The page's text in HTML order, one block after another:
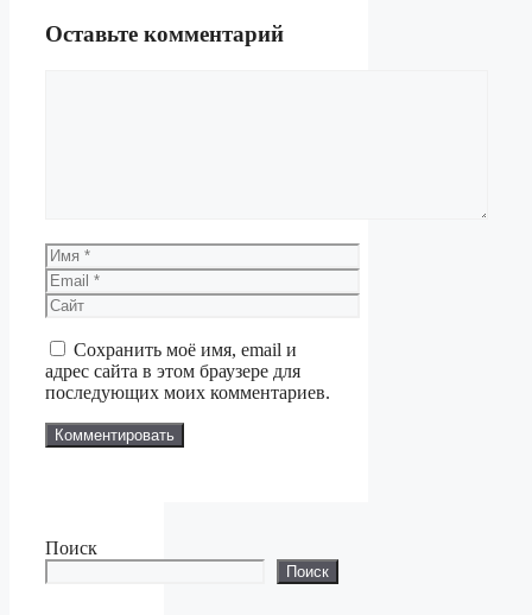
Оставьте комментарий
Имя
Email
Сайт
Сохранить моё имя, email и
адрес сайта в этом браузере для
последующих моих комментариев.
Поиск
Поиск